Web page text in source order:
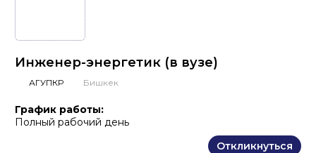
Инженер-энергетик (в вузе)
АГУПКР Бишкек
График работы:
Полный рабочий день
Откликнуться